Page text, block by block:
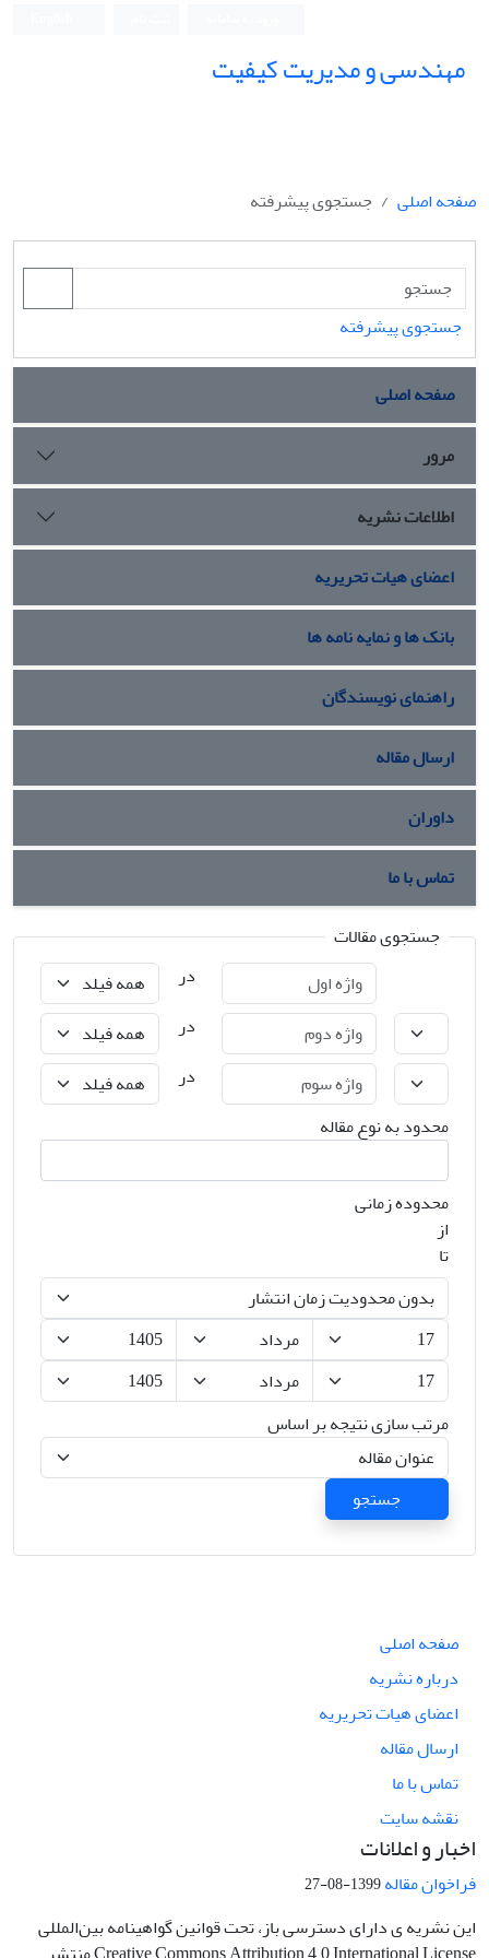
مهندسی و مدیریت کیفیت
صفحه اصلی جستجوی پیشرفته
جستجوی پیشرفته
صفحه اصلی
مرور
اطلاعات نشریه
اعضای هیات تحریریه
بانک ها و نمایه نامه ها
راهنمای نویسندگان
ارسال مقاله
داوران
تماس با ما
جستجوی مقالات
در
در
در
محدود به نوع مقاله
محدوده زمانی
از
تا
مرتب سازی نتیجه بر اساس
جستجو
صفحه اصلی
درباره نشریه
اعضای هیات تحریریه
ارسال مقاله
تماس با ما
نقشه سایت
اخبار و اعلانات
فراخوان مقاله1399-08-27
این نشریه ی دارای دسترسی باز، تحت قوانین گواهینامه بین‌المللی